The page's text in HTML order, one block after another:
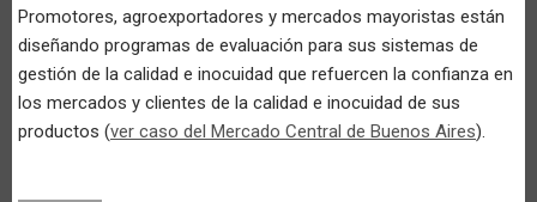
Promotores, agroexportadores y mercados mayoristas están
diseñando programas de evaluación para sus sistemas de
gestión de la calidad e inocuidad que refuercen la confianza en
los mercados y clientes de la calidad e inocuidad de sus
productos (ver caso del Mercado Central de Buenos Aires).